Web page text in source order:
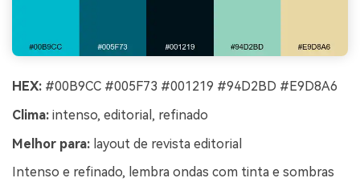
HEX: #00B9CC #005F73 #001219 #94D2BD #E9D8A6
Clima: intenso, editorial, refinado
Melhor para: layout de revista editorial
Intenso e refinado, lembra ondas com tinta e sombras